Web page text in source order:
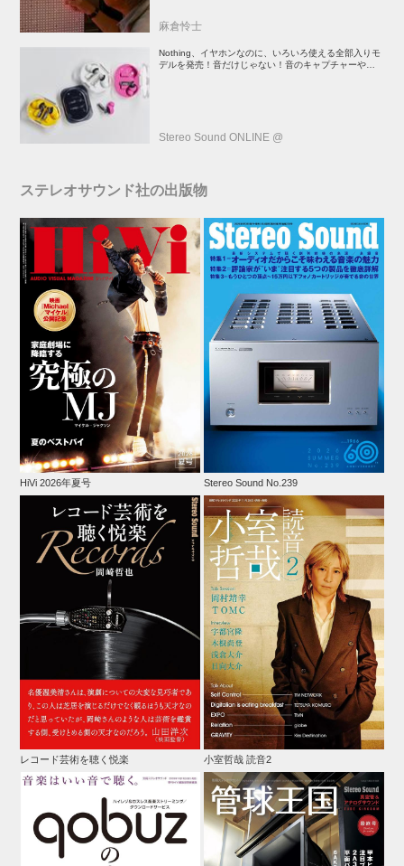
麻倉怜士
Nothing、イヤホンなのに、いろいろ使える全部入りモ
デルを発売！音だけじゃない！音のキャプチャーや、会
Stereo Sound ONLINE @
ステレオサウンド社の出版物
HiVi 2026年夏号 Stereo Sound No.239
レコード芸術を聴く悦楽 小室哲哉 読音2